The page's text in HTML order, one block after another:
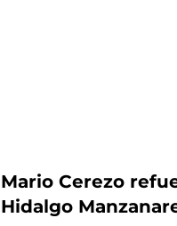
Mario Cerezo
Hidalgo